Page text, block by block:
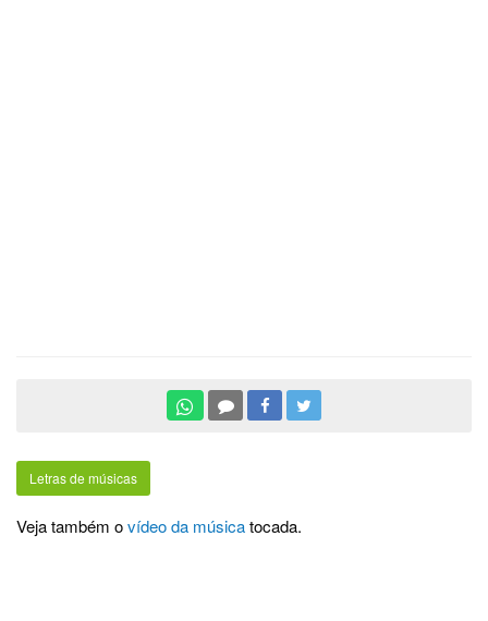
Letras de músicas
Veja também ovídeo da músicatocada.